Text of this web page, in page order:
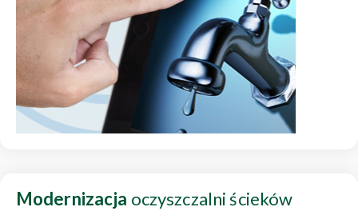
Modernizacja oczyszczalni ścieków